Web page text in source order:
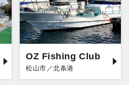
OZ Fishing Club
松山市／北条港